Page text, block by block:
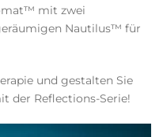
mit zwei
Nautilus™ für
und gestalten Sie
der Reflections-Serie!